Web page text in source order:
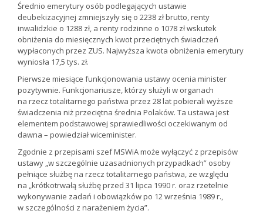
Średnio emerytury osób podlegających ustawie
deubekizacyjnej zmniejszyły się o 2238 zł brutto, renty
inwalidzkie o 1288 zł, a renty rodzinne o 1078 zł wskutek
obniżenia do miesięcznych kwot przeciętnych świadczeń
wypłaconych przez ZUS. Najwyższa kwota obniżenia emerytury
wyniosła 17,5 tys. zł.
Pierwsze miesiące funkcjonowania ustawy ocenia minister
pozytywnie. Funkcjonariusze, którzy służyli w organach
na rzecz totalitarnego państwa przez 28 lat pobierali wyższe
świadczenia niż przeciętna średnia Polaków. Ta ustawa jest
elementem podstawowej sprawiedliwości oczekiwanym od
dawna – powiedział wiceminister.
Zgodnie z przepisami szef MSWiA może wyłączyć z przepisów
ustawy „w szczególnie uzasadnionych przypadkach” osoby
pełniące służbę na rzecz totalitarnego państwa, ze względu
na „krótkotrwałą służbę przed 31 lipca 1990 r. oraz rzetelnie
wykonywanie zadań i obowiązków po 12 września 1989 r.,
w szczególności z narażeniem życia”.